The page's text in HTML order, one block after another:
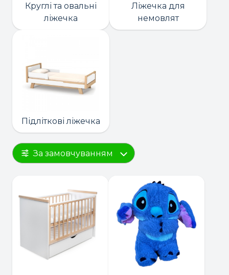
Круглі та овальні
ліжечка
Ліжечка для
немовлят
Підліткові ліжечка
За замовчуванням